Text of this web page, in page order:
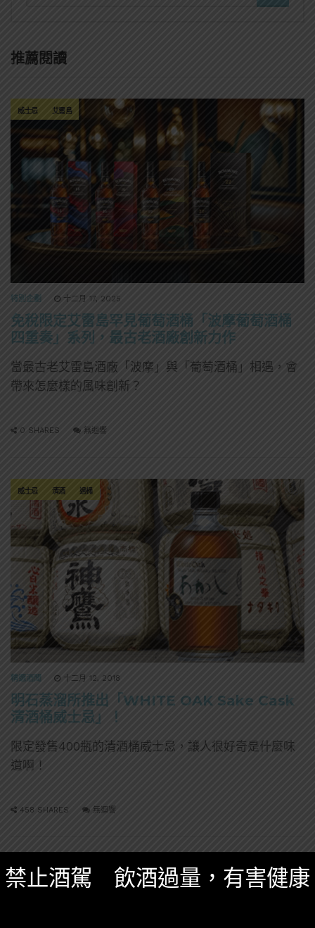
推薦閱讀
威士忌 艾雷島
特別企劃 十二月 17, 2025
免稅限定艾雷島罕見葡萄酒桶「波摩葡萄酒桶
四重奏」系列，最古老酒廠創新力作
當最古老艾雷島酒廠「波摩」與「葡萄酒桶」相遇，會
帶來怎麼樣的風味創新？
0 SHARES 無迴響
威士忌 清酒 過桶
精選酒聞 十二月 12, 2018
明石蒸溜所推出「WHITE OAK Sake Cask
清酒桶威士忌」！
限定發售400瓶的清酒桶威士忌，讓人很好奇是什麼味
道啊！
458 SHARES 無迴響
威士忌 百富
禁止酒駕 飲酒過量，有害健康